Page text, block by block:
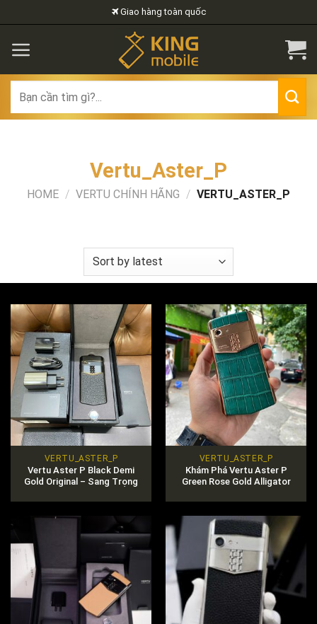
to
content
Giao hàng toàn quốc
for:
Vertu_Aster_P
HOME / VERTU CHÍNH HÃNG / VERTU_ASTER_P
VERTU_ASTER_P
Vertu Aster P Black Demi
Gold Original – Sang Trọng
VERTU_ASTER_P
Khám Phá Vertu Aster P
Green Rose Gold Alligator